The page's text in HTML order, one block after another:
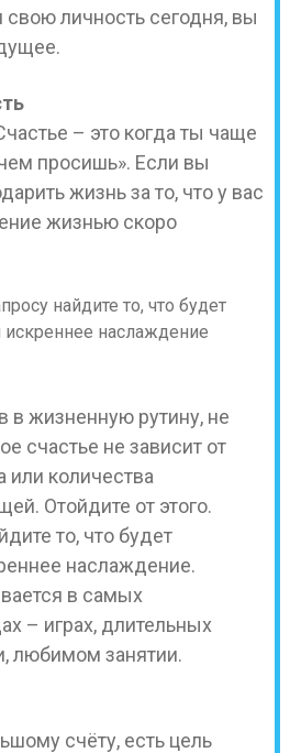
личность сегодня, вы
– это когда ты чаще
просишь». Если вы
жизнь за то, что у вас
жизнью скоро
в жизненную рутину, не
счастье не зависит от
или количества
Отойдите от этого.
то, что будет
наслаждение.
в самых
– играх, длительных
любимом занятии.
счёту, есть цель